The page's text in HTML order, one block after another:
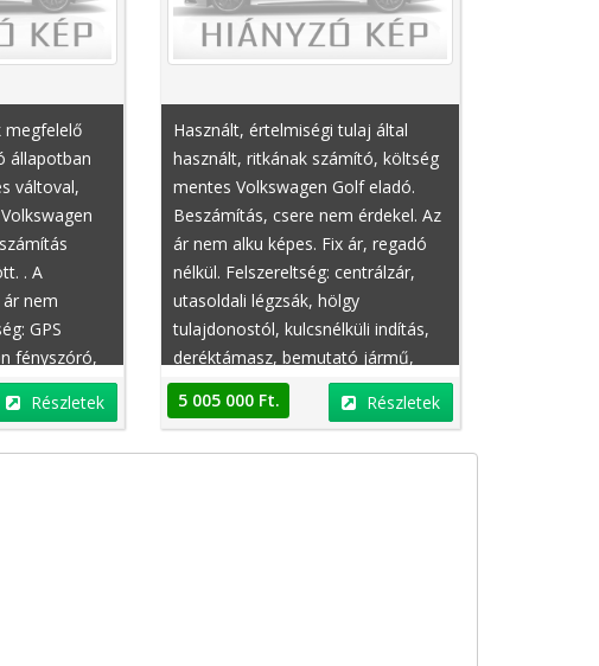
Mercedes-Benz E-Klasse
megfelelő
állapotban
váltoval,
. A
nem
GPS
fényszóró,
állítható
ülés,
Részletek
Használt, értelmiségi tulaj által
használt, ritkának számító, költség
mentes Volkswagen Golf eladó.
Beszámítás, csere nem érdekel. Az
ár nem alku képes. Fix ár, regadó
nélkül. Felszereltség: centrálzár,
utasoldali légzsák, hölgy
tulajdonostól, kulcsnélküli indítás,
deréktámasz, bemutató jármű,
fűthető tükör, defekttűrő
abroncsok, fűthető tükör,
5 005 000 Ft. Részletek